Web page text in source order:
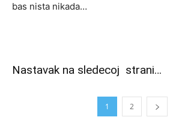
bas nista nikada…
Nastavak na sledecoj strani…
1 2